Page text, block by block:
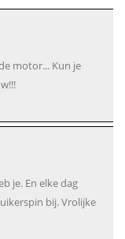
motor... Kun je
je. En elke dag
bij. Vrolijke